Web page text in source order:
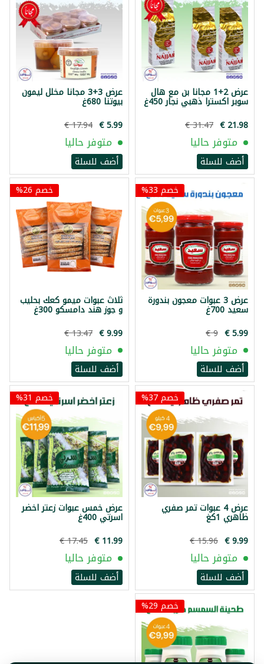
عرض 2+1 مجانا بن مع هال
سوبر اكسترا ذهبي نجار 450غ
متوفر حاليا
أضف للسلة
عرض 3+3 مجانا مخلل ليمون
بيوتنا 680غ
متوفر حاليا
أضف للسلة
خصم 33%
عرض 3 عبوات معجون بندورة
سعيد 700غ
متوفر حاليا
أضف للسلة
خصم 26%
ثلاث عبوات ميمو كعك بحليب
و جوز هند دامسكو 300غ
متوفر حاليا
أضف للسلة
خصم 37%
عرض 4 عبوات تمر صفري
ظاهري 1كغ
متوفر حاليا
أضف للسلة
خصم 31%
عرض خمس عبوات زعتر اخضر
اسرتي 400غ
متوفر حاليا
أضف للسلة
خصم 29%